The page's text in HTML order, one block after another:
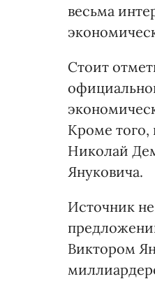
весьма
Стоит
Кроме того,
Николай
Януковича.
Источник
Виктором